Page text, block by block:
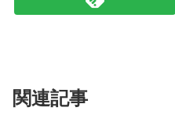
関連記事